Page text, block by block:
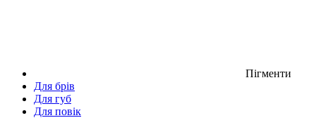
Пігменти
Для брів
Для губ
Для повік